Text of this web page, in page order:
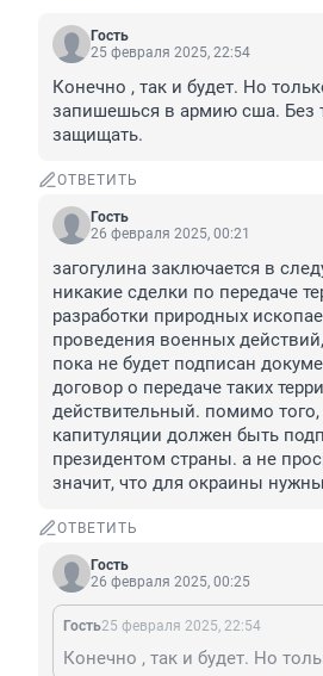
Гость
25 февраля 2025, 22:54
Конечно , так и будет. Но
запишешься в армию сша. Без
защищать.
ОТВЕТИТЬ
Гость
26 февраля 2025, 00:21
загогулина заключается в
никакие сделки по передаче
разработки природных
проведения военных
пока не будет подписан
договор о передаче таких
действительный. помимо
капитуляции должен быть
президентом страны. а не
значит, что для окраины
ОТВЕТИТЬ
Гость
26 февраля 2025, 00:25
Гость25 февраля 2025, 22:54